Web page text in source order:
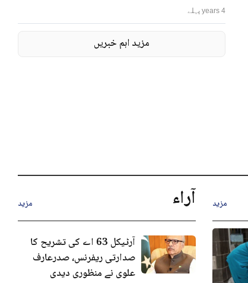
4 years پہلے
مزید اہم خبریں
مزید آراء مزید
آرٹیکل 63 اے کی تشریح کا
صدارتی ریفرنس، صدرعارف
علوی نے منظوری دیدی